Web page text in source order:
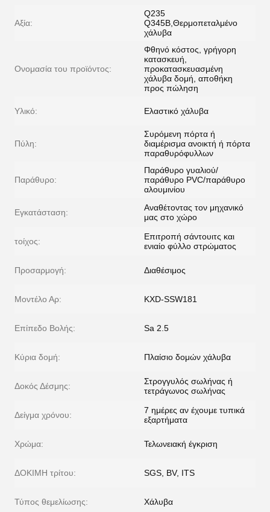
Αξία:
Q235
Q345B,Θερμοπεταλμένο
χάλυβα
Ονομασία του προϊόντος:
Φθηνό κόστος, γρήγορη
κατασκευή,
προκατασκευασμένη
χάλυβα δομή, αποθήκη
προς πώληση
Υλικό: Ελαστικό χάλυβα
Πύλη:
Συρόμενη πόρτα ή
διαμέρισμα ανοικτή ή πόρτα
παραθυρόφυλλων
Παράθυρο:
Παράθυρο γυαλιού/
παράθυρο PVC/παράθυρο
αλουμινίου
Εγκατάσταση:
Αναθέτοντας τον μηχανικό
μας στο χώρο
τοίχος:
Επιτροπή σάντουιτς και
ενιαίο φύλλο στρώματος
Προσαρμογή: Διαθέσιμος
Μοντέλο Αρ: KXD-SSW181
Επίπεδο Βολής: Sa 2.5
Κύρια δομή: Πλαίσιο δομών χάλυβα
Δοκός Δέσμης:
Στρογγυλός σωλήνας ή
τετράγωνος σωλήνας
Δείγμα χρόνου:
7 ημέρες αν έχουμε τυπικά
εξαρτήματα
Χρώμα: Τελωνειακή έγκριση
ΔΟΚΙΜΗ τρίτου: SGS, BV, ITS
Τύπος θεμελίωσης: Χάλυβα